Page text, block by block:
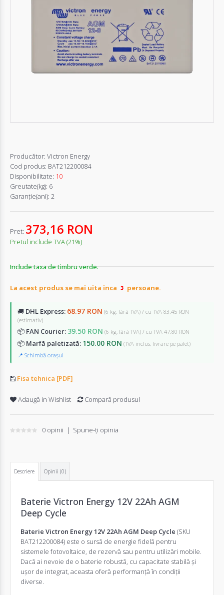
Producător: Victron Energy
Cod produs: BAT212200084
Disponibilitate: 10
Greutate(kg): 6
Garanţie(ani): 2
Pret: 373,16 RON
Pretul include TVA (21%)
Include taxa de timbru verde.
La acest produs se mai uita inca persoane.
🚚 DHL Express: 68.97 RON (6 kg, fără TVA) / cu TVA 83.45 RON
(estimativ)
📦 FAN Courier: 39.50 RON (6 kg, fără TVA) / cu TVA 47.80 RON
📦 Marfă paletizată: 150.00 RON (TVA inclus, livrare pe palet)
📍 Schimbă orașul
Fisa tehnica [PDF]
Adaugă in Wishlist Compară produsul
0 opinii | Spune-ţi opinia
Descriere Opinii (0)
Baterie Victron Energy 12V 22Ah AGM
Deep Cycle
Baterie Victron Energy 12V 22Ah AGM Deep Cycle (SKU
BAT212200084) este o sursă de energie fidelă pentru
sistemele fotovoltaice, de rezervă sau pentru utilizări mobile.
Dacă ai nevoie de o baterie robustă, cu capacitate stabilă și
ușor de integrat, aceasta oferă performanță în condiții
diverse.